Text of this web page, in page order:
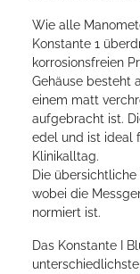
Wie alle
Konstante 1
korrosionsfreien
Gehäuse besteht
einem matt
aufgebracht ist.
edel und ist ideal
Klinikalltag.
Die übersichtliche
wobei die
normiert ist.
Das Konstante I